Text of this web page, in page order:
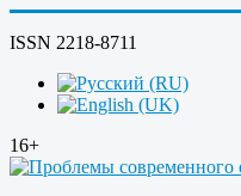
ISSN 2218-8711
16+